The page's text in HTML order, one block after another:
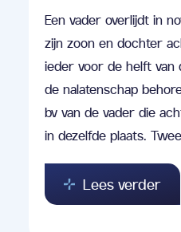
Een vader overlijdt in
zijn zoon en dochter
ieder voor de helft van
de nalatenschap
bv van de vader die
in dezelfde plaats. Twee
Lees verder